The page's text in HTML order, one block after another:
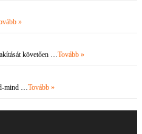
»
követően …Tovább »
mind …Tovább »